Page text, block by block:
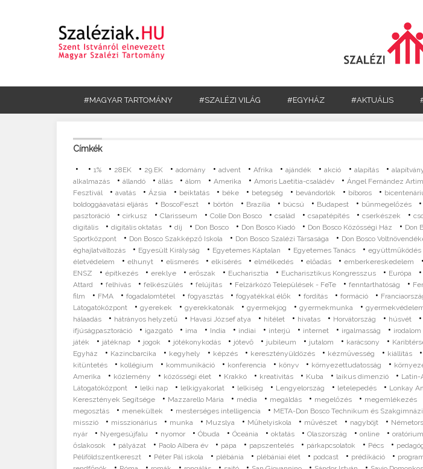
#MAGYAR TARTOMÁNY #SZALÉZI VILÁG #EGYHÁZ #AKTUÁLIS
Címkék
• •1% • 28EK • 29.EK •adomány •advent •Afrika •ajándék •akció • alapítás •
alkalmazás •állandó •állás •álom •Amerika •Amoris Laetitia-családév •Ángel Fernández
Fesztivál
•avatás •Ázsia • beiktatás • béke • betegség • bevándorlók • bíboros •
boldoggáavatási eljárás • BoscoFeszt • börtön • Brazília • búcsú • Budapest • bűnmegelőzés •
pasztoráció
•cirkusz •Clarisseum •Colle Don Bosco •család •csapatépítés •cserkészek •
digitális •digitális oktatás •díj • Don Bosco • Don Bosco Kiadó • Don Bosco Közösségi Ház • Don
Sportközpont
• Don Bosco Szakképző Iskola • Don Bosco Szalézi Társasága • Don Bosco
éghajlatváltozás • Egyesült Királyság • Egyetemes Káptalan • Egyetemes Tanács •együttműködés
életvédelem •elhunyt •elismerés •elkísérés •elmélkedés •előadás •emberkereskedelem
ENSZ •építkezés •ereklye •erőszak • Eucharisztia • Eucharisztikus Kongresszus • Európa •
Attard
•felhívás •felkészülés •felújítás • Felzárkózó Települések - FeTe •fenntarthatóság •
film • FMA •fogadalomtétel •fogyasztás •fogyatékkal élők •fordítás •formáció •
Látogatóközpont
•gyerekek •gyerekkatonák •gyermekjog •gyermekmunka •
hálaadás • hátrányos helyzetű • Havasi József atya • hitélet • hivatas • Horvátország • húsvét •
ifjúságpasztoráció • igazgató • ima • India • indiai • interjú • internet • irgalmasság • irodalom
játék • játéknap • jogok • jótékonykodás • jótevő • jubileum • jutalom • karácsony •
Egyház
• Kazincbarcika • kegyhely • képzés • keresztényüldözés • kézművesség • kiállítás •
kitüntetés • kollégium • kommunikáció • konferencia • könyv • környezettudatosság •
Amerika
• közlemény • közösségi élet • Krakkó • kreativitás • Kuba • laikus dimenzió • Latin-
Látogatóközpont • lelki nap • lelkigyakorlat • lelkiség • Lengyelország • letelepedés • Lonkay
Keresztények Segítsége
• Mazzarello Mária • média • megáldás • megelőzés • megemlékezés
megosztás • menekültek • mesterséges intelligencia • META-Don Bosco Technikum és
misszió • misszionárius • munka • Muzslya • Műhelyiskola • művészet • nagyböjt •
nyár • Nyergesújfalu • nyomor •Óbuda •Óceánia •oktatás •Olaszország •online •oratórium
őslakosok • pályázat • Paolo Albera év • pápa • papszentelés • párkapcsolatok • Pécs •
Péliföldszentkereszt • Péter Pál iskola • plébánia • plébániai élet • podcast • prédikáció •